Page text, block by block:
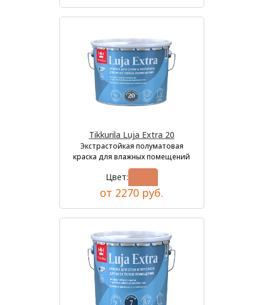
Tikkurila Luja Extra 20
Экстрастойкая полуматовая
краска для влажных помещений
Цвет:
от 2270 руб.